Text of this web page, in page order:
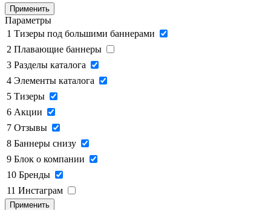
Применить
Параметры
1 Тизеры под большими баннерами
2 Плавающие баннеры
3 Разделы каталога
4 Элементы каталога
5 Тизеры
6 Акции
7 Отзывы
8 Баннеры снизу
9 Блок о компании
10 Бренды
11 Инстаграм
Применить